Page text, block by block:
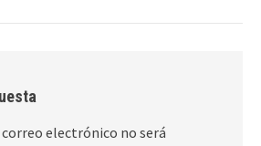
correo electrónico no será